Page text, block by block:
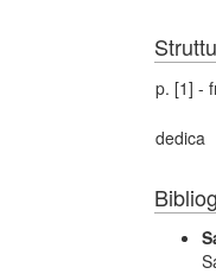
p. [1] -
dedica